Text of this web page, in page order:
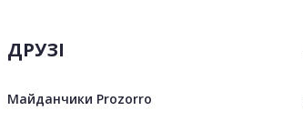
ДРУЗІ
Майданчики Prozorro